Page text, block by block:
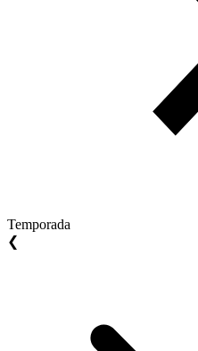
Temporada
❮